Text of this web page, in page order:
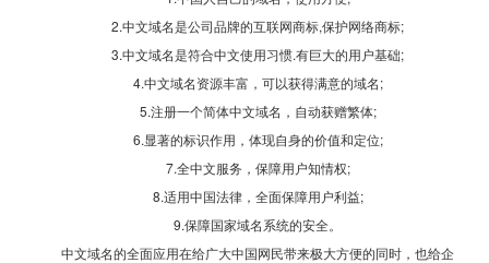
2.中文域名是公司品牌的互联网商标,保护网络商标;
3.中文域名是符合中文使用习惯.有巨大的用户基础;
4.中文域名资源丰富，可以获得满意的域名;
5.注册一个简体中文域名，自动获赠繁体;
6.显著的标识作用，体现自身的价值和定位;
7.全中文服务，保障用户知情权;
8.适用中国法律，全面保障用户利益;
9.保障国家域名系统的安全。
中文域名的全面应用在给广大中国网民带来极大方便的同时，也给企